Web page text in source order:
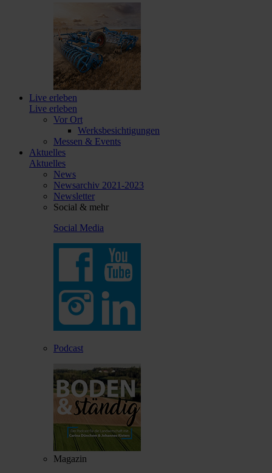
Live erleben
Live erleben
Vor Ort
Werksbesichtigungen
Messen & Events
Aktuelles
Aktuelles
News
Newsarchiv 2021-2023
Newsletter
Social & mehr
Social Media
Podcast
Magazin